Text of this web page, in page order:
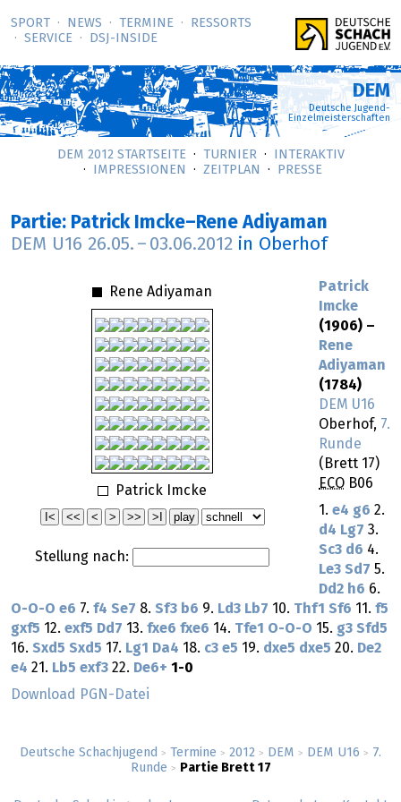
SPORT NEWS TERMINE
RESSORTS
SERVICE
DSJ-­INSIDE
Deutsche Schachjugend > Termine > 2012 > DEM > DEM U16 >
7.
Runde > Partie Brett 17
DEM
Deutsche Jugend-
Einzelmeisterschaften
DEM 2012 STARTSEITE TURNIER
INTERAKTIV
IMPRESSIONEN
ZEITPLAN PRESSE
Partie: Patrick Imcke–Rene Adiyaman
DEM U16 26.05. – 03.06.2012 in Oberhof
Rene Adiyaman
Patrick Imcke
Stellung nach:
Patrick
Imcke
(1906) –
Rene
Adiyaman
(1784)
DEM U16
Oberhof, 7.
Runde
(Brett 17)
ECO B06
1. e4 g6 2.
d4 Lg7 3.
Sc3 d6 4.
Le3 Sd7 5.
Dd2 h6 6.
O-O-O e6 7. f4 Se7 8. Sf3 b6 9. Ld3 Lb7 10. Thf1 Sf6 11. f5
gxf5 12. exf5 Dd7 13. fxe6 fxe6 14. Tfe1 O-O-O 15. g3 Sfd5
16. Sxd5 Sxd5 17. Lg1 Da4 18. c3 e5 19. dxe5 dxe5 20. De2
e4 21. Lb5 exf3 22. De6+ 1-0
Download PGN-Datei